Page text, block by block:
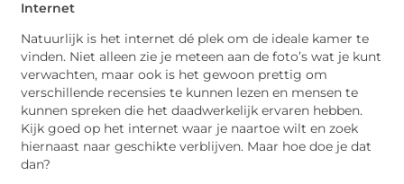
Internet
Natuurlijk is het internet dé plek om de ideale kamer te
vinden. Niet alleen zie je meteen aan de foto’s wat je kunt
verwachten, maar ook is het gewoon prettig om
verschillende recensies te kunnen lezen en mensen te
kunnen spreken die het daadwerkelijk ervaren hebben.
Kijk goed op het internet waar je naartoe wilt en zoek
hiernaast naar geschikte verblijven. Maar hoe doe je dat
dan?